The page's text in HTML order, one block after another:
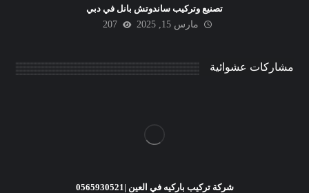
تصنيع وتركيب ساندوتش بانل في دبي
مارس 15, 2025
207
مشاركات عشوائية
شركة تركيب باركيه في العين |0565930521